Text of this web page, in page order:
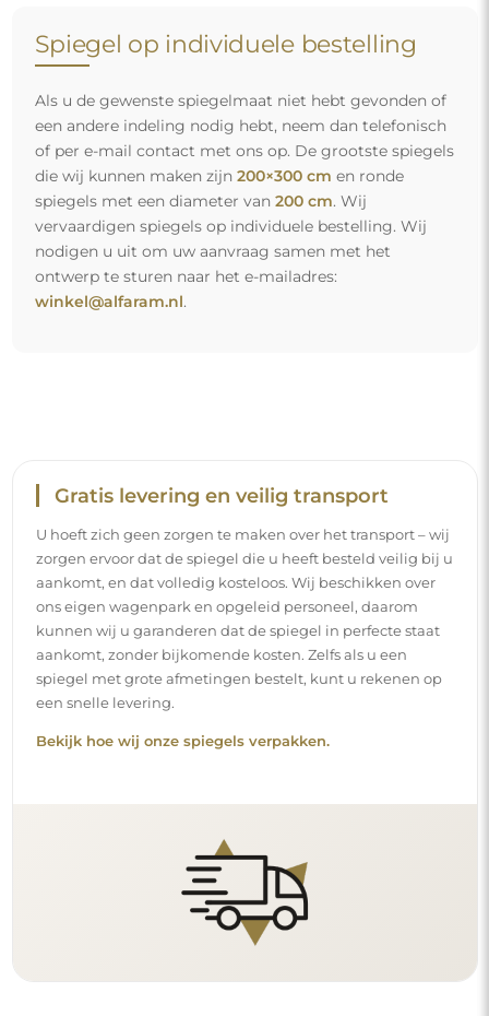
Gratis levering en veilig transport
U hoeft zich geen zorgen te maken over het transport – wij
zorgen ervoor dat de spiegel die u heeft besteld veilig bij u
aankomt, en dat volledig kosteloos. Wij beschikken over
ons eigen wagenpark en opgeleid personeel, daarom
kunnen wij u garanderen dat de spiegel in perfecte staat
aankomt, zonder bijkomende kosten. Zelfs als u een
spiegel met grote afmetingen bestelt, kunt u rekenen op
een snelle levering.
Bekijk hoe wij onze spiegels verpakken.
Eenvoudige montage
Wij staan in voor de productie en de levering van de
spiegels, terwijl de installatie onder uw
verantwoordelijkheid valt. Gezien de specifieke
montageaccessoires aan. Dit geeft u de vrijheid om de
Lees onze installatiegids stap voor stap.